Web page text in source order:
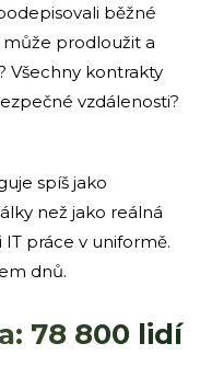
běžné
prodloužit a
Všechny kontrakty
vzdálenosti?
spíš jako
než jako reálná
práce v uniformě.
dnů.
78 800 lidí